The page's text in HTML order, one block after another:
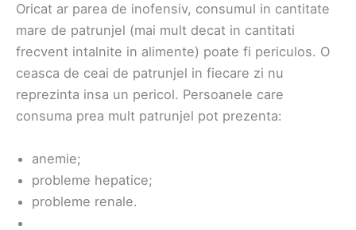
Oricat ar parea de inofensiv, consumul in cantitate
mare de patrunjel (mai mult decat in cantitati
frecvent intalnite in alimente) poate fi periculos. O
ceasca de ceai de patrunjel in fiecare zi nu
reprezinta insa un pericol. Persoanele care
consuma prea mult patrunjel pot prezenta:
anemie;
probleme hepatice;
probleme renale.